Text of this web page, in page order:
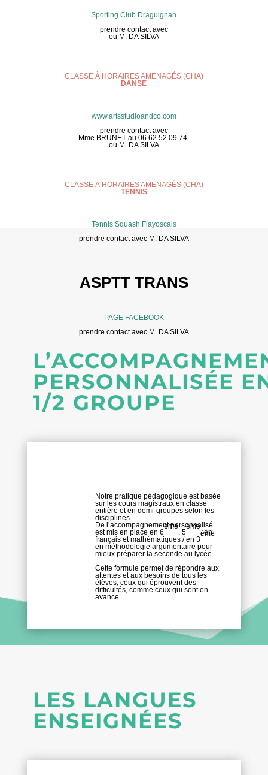
Sporting Club Draguignan
prendre contact avec
ou M. DA SILVA
CLASSE À HORAIRES AMENAGÉS (CHA)
DANSE
www.artsstudioandco.com
prendre contact avec
Mme BRUNET au 06.62.52.09.74.
ou M. DA SILVA
CLASSE À HORAIRES AMENAGÉS (CHA)
TENNIS
Tennis Squash Flayoscais
prendre contact avec M. DA SILVA
ASPTT TRANS
PAGE FACEBOOK
prendre contact avec M. DA SILVA
PERSONNALISÉE
1/2 GROUPE
Notre pratique pédagogique est basée
sur les cours magistraux en classe
entière et en demi-groupes selon les
disciplines.
De l’accompagnement personnalisé
est mis en place en 6
ème
, 5
ème
, en
français et mathématiques / en 3
ème
en méthodologie argumentaire pour
mieux préparer la seconde au lycée.
Cette formule permet de répondre aux
attentes et aux besoins de tous les
élèves, ceux qui éprouvent des
difficultés, comme ceux qui sont en
avance.
LES LANGUES
ENSEIGNÉES